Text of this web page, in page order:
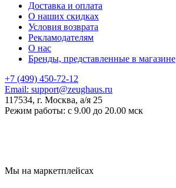
Доставка и оплата
О наших скидках
Условия возврата
Рекламодателям
О нас
Бренды, представленные в магазине
+7 (499) 450-72-12
Email: support@zeughaus.ru
117534, г. Москва, а/я 25
Режим работы: с 9.00 до 20.00 мск
Мы на маркетплейсах